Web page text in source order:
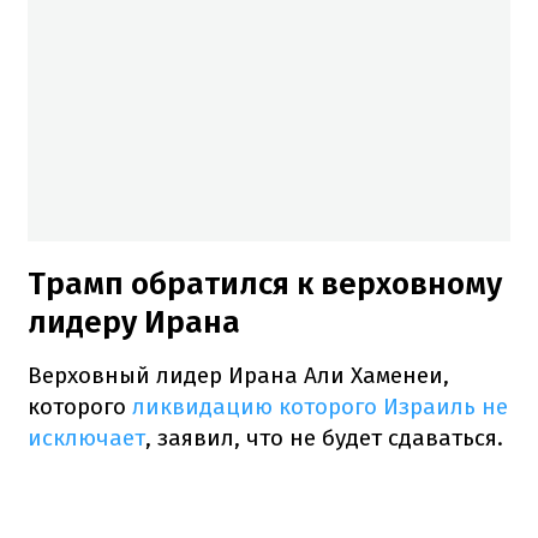
Трамп обратился к верховному
лидеру Ирана
Верховный лидер Ирана Али Хаменеи,
которого ликвидацию которого Израиль не
исключает, заявил, что не будет сдаваться.